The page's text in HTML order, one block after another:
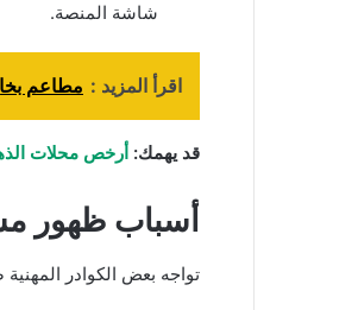
شاشة المنصة.
اقرأ المزيد : مطاعم بخاري في الرياض
قد يهمك: أرخص محلات الذهب في جدة 2026 مقارنة
أسباب ظهور
تواجه بعض الكوادر